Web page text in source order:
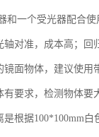
一个受光器配合
对准，成本高；回
面物体，建议使用
要求，检测物体要
根据100*100mm